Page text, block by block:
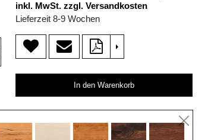
inkl. MwSt. zzgl. Versandkosten
Lieferzeit 8-9 Wochen
>
In den Warenkorb